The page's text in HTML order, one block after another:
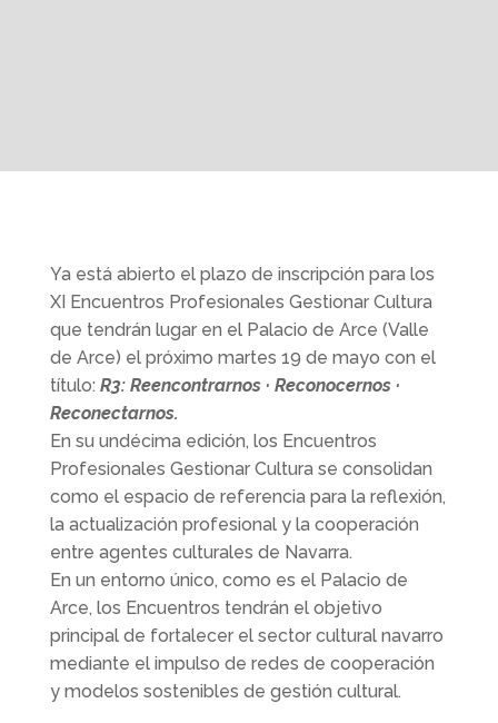
Ya está abierto el plazo de inscripción para los
XI Encuentros Profesionales Gestionar Cultura
que tendrán lugar en el Palacio de Arce (Valle
de Arce) el próximo martes 19 de mayo con el
título: R3: Reencontrarnos · Reconocernos ·
Reconectarnos.
En su undécima edición, los Encuentros
Profesionales Gestionar Cultura se consolidan
como el espacio de referencia para la reflexión,
la actualización profesional y la cooperación
entre agentes culturales de Navarra.
En un entorno único, como es el Palacio de
Arce, los Encuentros tendrán el objetivo
principal de fortalecer el sector cultural navarro
mediante el impulso de redes de cooperación
y modelos sostenibles de gestión cultural.